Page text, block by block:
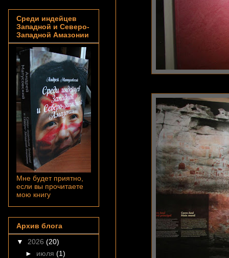
Среди индейцев
Западной и Северо-
Западной Амазонии
Мне будет приятно,
если вы прочитаете
мою книгу
Архив блога
▼ 2026 (20)
► июля (1)